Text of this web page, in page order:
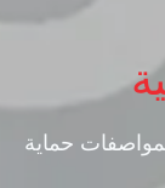
حماية